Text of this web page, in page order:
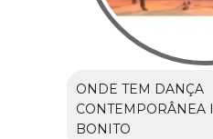
ONDE TEM DANÇA
CONTEMPORÂNEA
BONITO